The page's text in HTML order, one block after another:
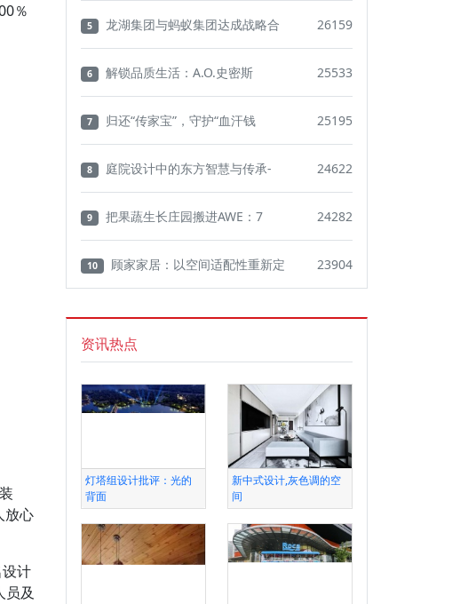
％
放心
计
及
5 龙湖集团与蚂蚁集团达成战略合 26159
6 解锁品质生活：A.O.史密斯 25533
7 归还“传家宝”，守护“血汗钱 25195
8 庭院设计中的东方智慧与传承- 24622
9 把果蔬生长庄园搬进AWE：7 24282
10 顾家家居：以空间适配性重新定 23904
资讯热点
灯塔组设计批评：光的
背面
新中式设计,灰色调的空
间